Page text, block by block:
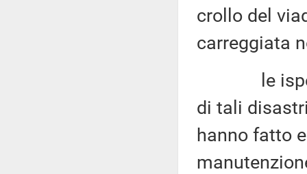
crollo del
carreggiata
le
di tali
hanno fatto